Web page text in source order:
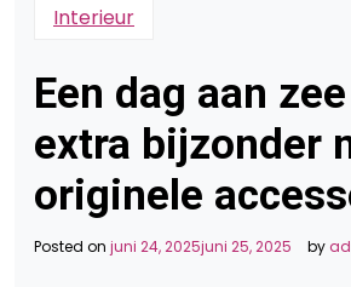
Interieur
Een dag aan
extra bijzonder
originele
Posted on juni 24, 2025juni 25, 2025 by